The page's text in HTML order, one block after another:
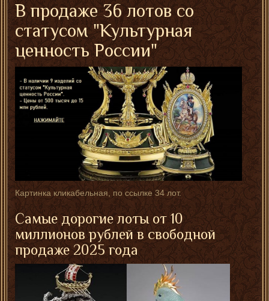
В продаже 36 лотов со
статусом "Культурная
ценность России"
Картинка кликабельная, по ссылке 34 лот.
Самые дорогие лоты от 10
миллионов рублей в свободной
продаже 2025 года